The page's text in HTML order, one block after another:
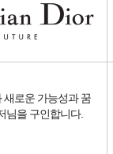
새로운 가능성과 꿈
님을 구인합니다.